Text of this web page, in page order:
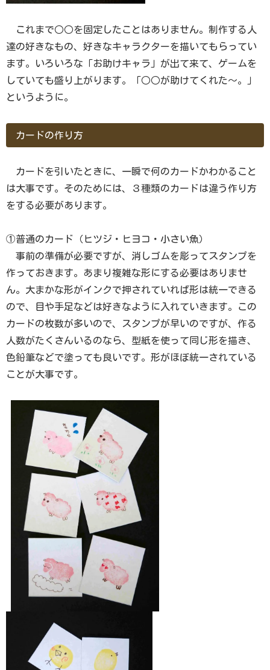
これまで○○を固定したことはありません。制作する人
達の好きなもの、好きなキャラクターを描いてもらってい
ます。いろいろな「お助けキャラ」が出て来て、ゲームを
していても盛り上がります。「○○が助けてくれた～。」
というように。
カードの作り方
カードを引いたときに、一瞬で何のカードかわかること
は大事です。そのためには、３種類のカードは違う作り方
をする必要があります。
①普通のカード（ヒツジ・ヒヨコ・小さい魚）
事前の準備が必要ですが、消しゴムを彫ってスタンプを
作っておきます。あまり複雑な形にする必要はありませ
ん。大まかな形がインクで押されていれば形は統一できる
ので、目や手足などは好きなように入れていきます。この
カードの枚数が多いので、スタンプが早いのですが、作る
人数がたくさんいるのなら、型紙を使って同じ形を描き、
色鉛筆などで塗っても良いです。形がほぼ統一されている
ことが大事です。